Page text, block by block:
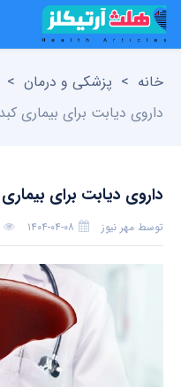
خانه > پزشکی و درمان >
داروی دیابت برای بیماری
داروی دیابت برای
توسط مهر نیوز ۱۴۰۴-۰۴-۰۸